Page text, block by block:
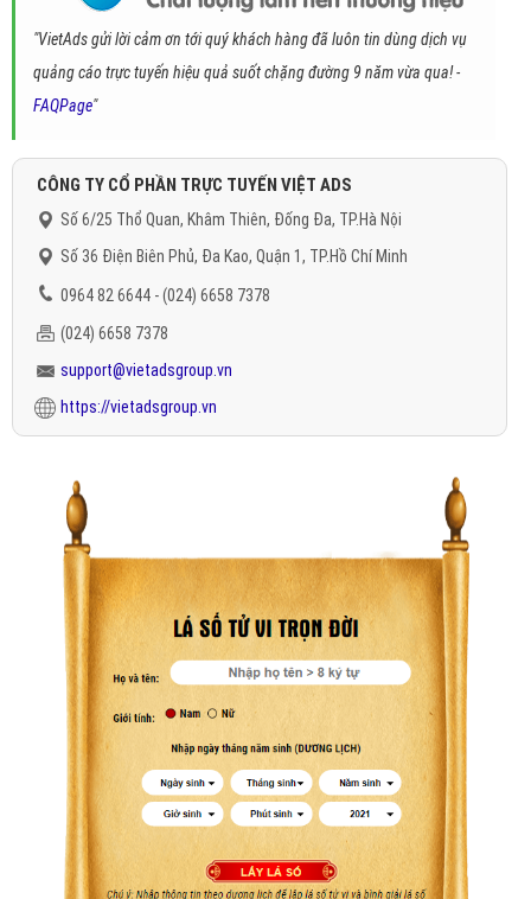
"VietAds gửi lời cảm ơn tới quý khách hàng đã luôn tin dùng dịch vụ
quảng cáo trực tuyến hiệu quả suốt chặng đường 9 năm vừa qua! -
FAQPage"
CÔNG TY CỔ PHẦN TRỰC TUYẾN VIỆT ADS
Số 6/25 Thổ Quan, Khâm Thiên, Đống Đa, TP.Hà Nội
Số 36 Điện Biên Phủ, Đa Kao, Quận 1, TP.Hồ Chí Minh
0964 82 6644 - (024) 6658 7378
(024) 6658 7378
support@vietadsgroup.vn
https://vietadsgroup.vn